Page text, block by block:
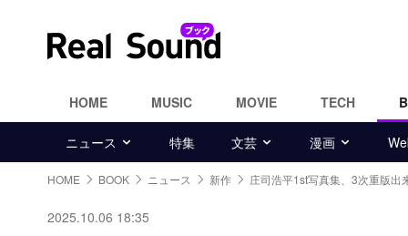
HOME MUSIC MOVIE TECH
ニュース 特集 文芸 漫画
HOME BOOK ニュース 新作 庄司浩平1st写真集、3次重版出
2025.10.06 18:35